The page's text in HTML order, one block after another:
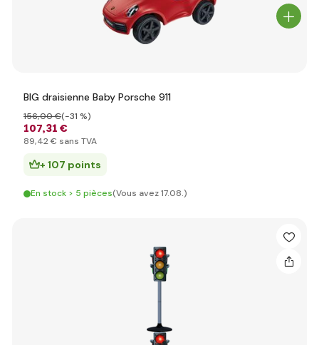
BIG draisienne Baby Porsche 911
107,31 €
156,00 €(-31 %)
89,42 € sans TVA
+ 107 points
En stock > 5 pièces(Vous avez 17.08.)